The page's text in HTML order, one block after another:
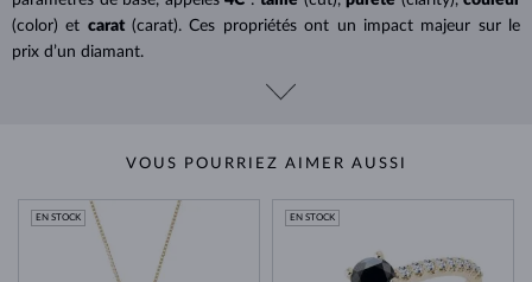
(color) et carat (carat). Ces propriétés ont un impact majeur sur le
prix d’un diamant.
VOUS POURRIEZ AIMER AUSSI
EN STOCK EN STOCK